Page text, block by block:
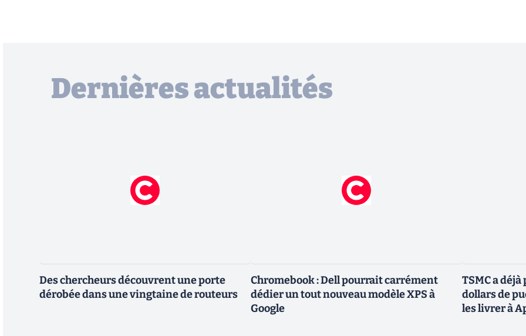
Dernières actualités
Des chercheurs découvrent une porte
dérobée dans une vingtaine de routeurs
Chromebook : Dell pourrait carrément
dédier un tout nouveau modèle XPS à
Google
TSMC a
dollars de
les livrer à